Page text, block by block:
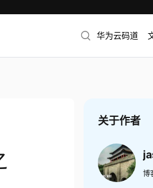
华为云码道
关于作者
博